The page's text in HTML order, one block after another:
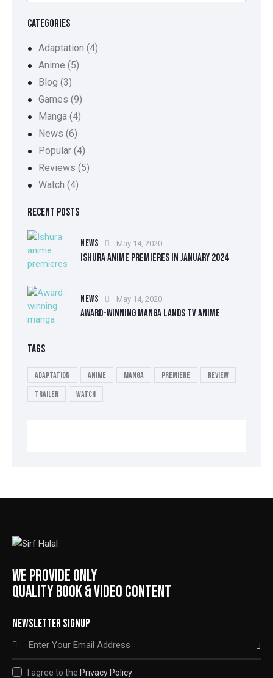
CATEGORIES
Adaptation (4)
Anime (5)
Blog (3)
Games (9)
Manga (4)
News (6)
Popular (4)
Reviews (5)
Watch (4)
RECENT POSTS
NEWS May 14, 2020
ISHURA ANIME PREMIERES IN JANUARY 2024
NEWS May 14, 2020
AWARD-WINNING MANGA LANDS TV ANIME
TAGS
Adaptation Anime Manga Premiere
Review
Trailer
Watch
WE PROVIDE ONLY
QUALITY BOOK & VIDEO CONTENT
NEWSLETTER SIGNUP
SUBSCRIBE
I agree to the Privacy Policy